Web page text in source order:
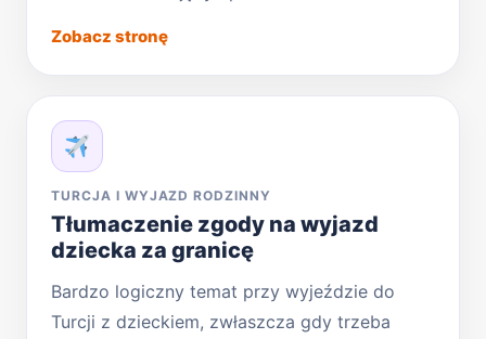
Zobacz stronę
TURCJA I WYJAZD RODZINNY
Tłumaczenie zgody na wyjazd
dziecka za granicę
Bardzo logiczny temat przy wyjeździe do
Turcji z dzieckiem, zwłaszcza gdy trzeba